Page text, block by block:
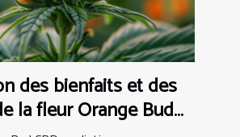
des bienfaits et des
la fleur Orange Bud